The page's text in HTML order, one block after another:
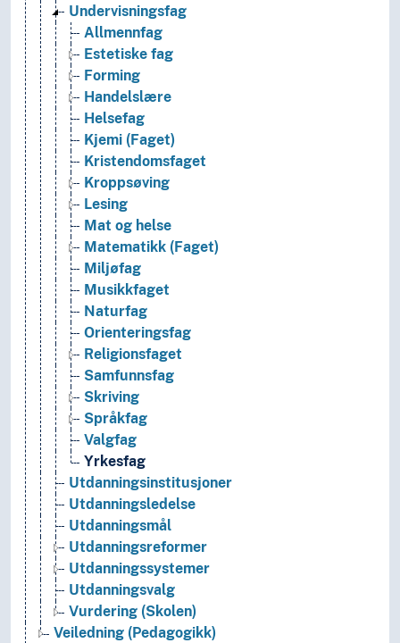
Undervisningsfag
Allmennfag
Estetiske fag
Forming
Handelslære
Helsefag
Kjemi (Faget)
Kristendomsfaget
Kroppsøving
Lesing
Mat og helse
Matematikk (Faget)
Miljøfag
Musikkfaget
Naturfag
Orienteringsfag
Religionsfaget
Samfunnsfag
Skriving
Språkfag
Valgfag
Yrkesfag
Utdanningsinstitusjoner
Utdanningsledelse
Utdanningsmål
Utdanningsreformer
Utdanningssystemer
Utdanningsvalg
Vurdering (Skolen)
Veiledning (Pedagogikk)